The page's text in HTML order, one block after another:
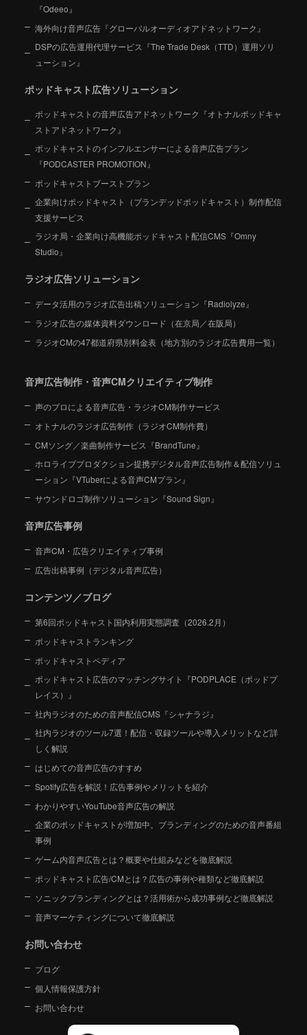
『Odeeo』
海外向け音声広告『グローバルオーディオアドネットワーク』
DSPの広告運用代理サービス『The Trade Desk（TTD）運用ソリ
ューション』
ポッドキャスト広告ソリューション
ポッドキャストの音声広告アドネットワーク『オトナルポッドキャ
ストアドネットワーク』
ポッドキャストのインフルエンサーによる音声広告プラン
『PODCASTER PROMOTION』
ポッドキャストブーストプラン
企業向けポッドキャスト（ブランデッドポッドキャスト）制作配信
支援サービス
ラジオ局・企業向け高機能ポッドキャスト配信CMS『Omny
Studio』
ラジオ広告ソリューション
データ活用のラジオ広告出稿ソリューション『Radiolyze』
ラジオ広告の媒体資料ダウンロード（在京局／在阪局）
ラジオCMの47都道府県別料金表（地方別のラジオ広告費用一覧）
音声広告制作・音声CMクリエイティブ制作
声のプロによる音声広告・ラジオCM制作サービス
オトナルのラジオ広告制作（ラジオCM制作費）
CMソング／楽曲制作サービス『BrandTune』
ホロライブプロダクション提携デジタル音声広告制作＆配信ソリュ
ーション 『VTuberによる音声CMプラン』
サウンドロゴ制作ソリューション『Sound Sign』
音声広告事例
音声CM・広告クリエイティブ事例
広告出稿事例（デジタル音声広告）
コンテンツ／ブログ
第6回ポッドキャスト国内利用実態調査（2026.2月）
ポッドキャストランキング
ポッドキャストペディア
ポッドキャスト広告のマッチングサイト『PODPLACE（ポッドプ
レイス）』
社内ラジオのための音声配信CMS『シャナラジ』
社内ラジオのツール7選！配信・収録ツールや導入メリットなど詳
しく解説
はじめての音声広告のすすめ
Spotify広告を解説！広告事例やメリットを紹介
わかりやすいYouTube音声広告の解説
企業のポッドキャストが増加中。ブランディングのための音声番組
事例
ゲーム内音声広告とは？概要や仕組みなどを徹底解説
ポッドキャスト広告/CMとは？広告の事例や種類など徹底解説
ソニックブランディングとは？活用術から成功事例など徹底解説
音声マーケティングについて徹底解説
お問い合わせ
ブログ
個人情報保護方針
お問い合わせ